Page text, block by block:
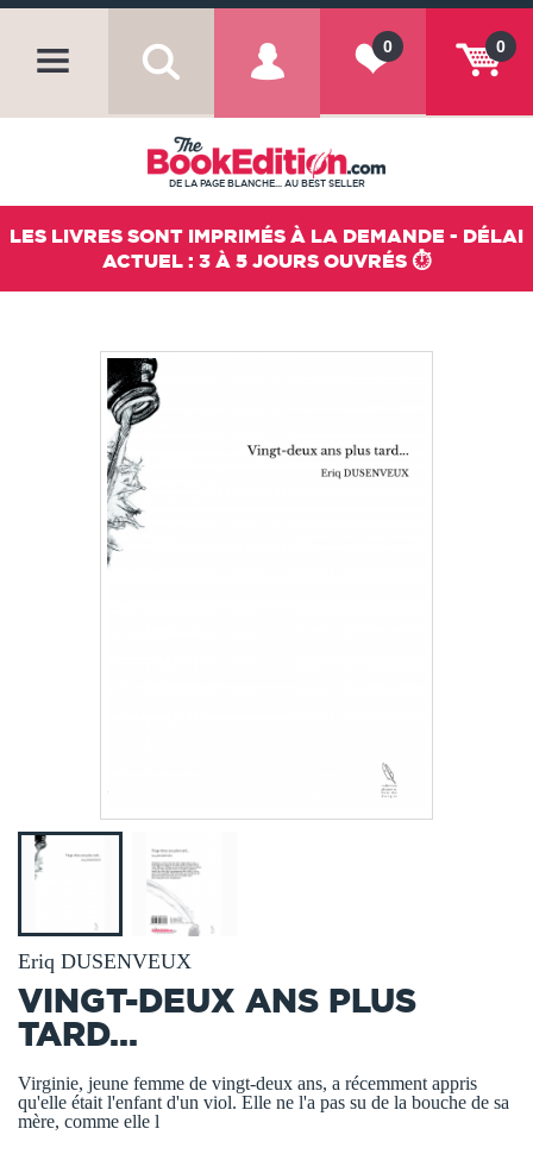
0
0
DE LA PAGE BLANCHE... AU BEST SELLER
LES LIVRES SONT IMPRIMÉS À LA DEMANDE - DÉLAI
ACTUEL : 3 À 5 JOURS OUVRÉS ⏱️
Eriq DUSENVEUX
VINGT-DEUX ANS PLUS
TARD...
Virginie, jeune femme de vingt-deux ans, a récemment appris
qu'elle était l'enfant d'un viol. Elle ne l'a pas su de la bouche de sa
mère, comme elle l